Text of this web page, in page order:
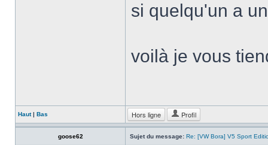
si quelqu'un a
voilà je vous
Haut| Bas Hors ligne Profil
goose62 Sujet du message: Re: [VW Bora] V5 Sport